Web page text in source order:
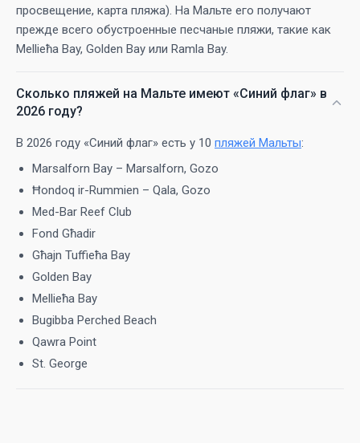
просвещение, карта пляжа). На Мальте его получают
прежде всего обустроенные песчаные пляжи, такие как
Mellieħa Bay, Golden Bay или Ramla Bay.
Сколько пляжей на Мальте имеют «Синий флаг» в
2026 году?
В 2026 году «Синий флаг» есть у 10 пляжей Мальты:
Marsalforn Bay – Marsalforn, Gozo
Ħondoq ir-Rummien – Qala, Gozo
Med-Bar Reef Club
Fond Għadir
Għajn Tuffieħa Bay
Golden Bay
Mellieħa Bay
Bugibba Perched Beach
Qawra Point
St. George